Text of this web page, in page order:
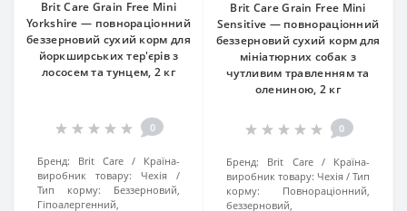
Brit Care Grain Free Mini
Yorkshire — повнораціонний
беззерновий сухий корм для
йоркширських тер'єрів з
лососем та тунцем, 2 кг
0
Бренд: Brit Care
Країна-
виробник товару:
Чехія
Тип корму:
Беззерновий,
Гіпоалергенний,
Brit Care Grain Free Mini
Sensitive — повнораціонний
беззерновий сухий корм для
мініатюрних собак з
чутливим травленням та
олениною, 2 кг
0
Бренд: Brit Care
Країна-
виробник товару: Чехія
Тип
корму:
Повнораціонний,
беззерновий,